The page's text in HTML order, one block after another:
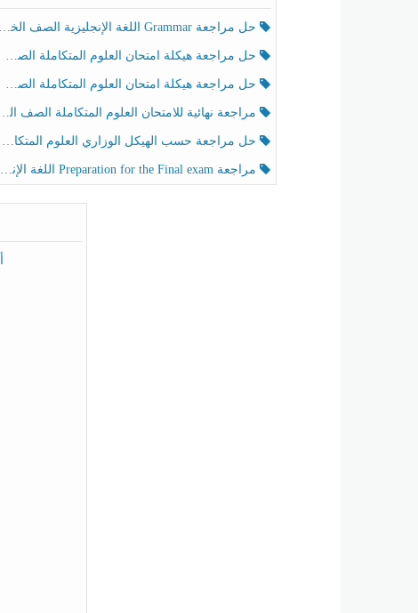
حل مراجعة Grammar اللغة الإنجليزية الصف الخامس الفصل الثالث
حل مراجعة هيكلة امتحان العلوم المتكاملة الصف الخامس انسبير الفصل الثالث
حل مراجعة هيكلة امتحان العلوم المتكاملة الصف الخامس عام الفصل الثالث
مراجعة نهائية للامتحان العلوم المتكاملة الصف الخامس انسبير الفصل الثالث
حل مراجعة حسب الهيكل الوزاري العلوم المتكاملة الصف الخامس عام الفصل الثالث
مراجعة Preparation for the Final exam اللغة الإنجليزية الصف الرابع الفصل الثالث